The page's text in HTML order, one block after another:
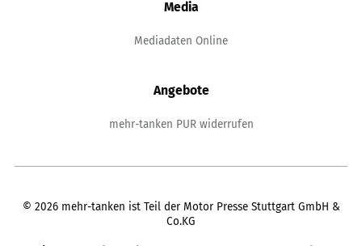
Media
Mediadaten Online
Angebote
mehr-tanken PUR widerrufen
© 2026 mehr-tanken ist Teil der Motor Presse Stuttgart GmbH &
Co.KG